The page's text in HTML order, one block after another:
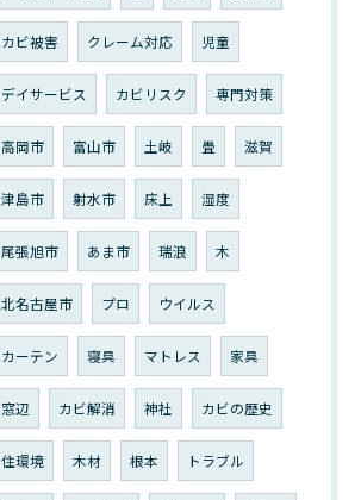
カビ被害 クレーム対応 児童
デイサービス カビリスク 専門対策
高岡市 富山市 土岐 畳 滋賀
津島市 射水市 床上 湿度
尾張旭市 あま市 瑞浪 木
北名古屋市 プロ ウイルス
カーテン 寝具 マトレス 家具
窓辺 カビ解消 神社 カビの歴史
住環境 木材 根本 トラブル